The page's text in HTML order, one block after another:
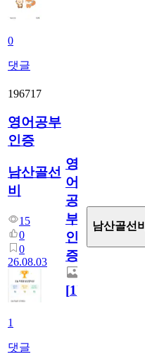
0
댓글
196717
영어공부
인증
남산골선
비
15
0
0
26.08.03
1
댓글
영
어
공
부
인
증
[1]
남산골선비